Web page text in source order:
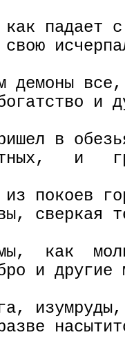
падает
демоны
и
в
и
покоев
сверкая
как
и другие